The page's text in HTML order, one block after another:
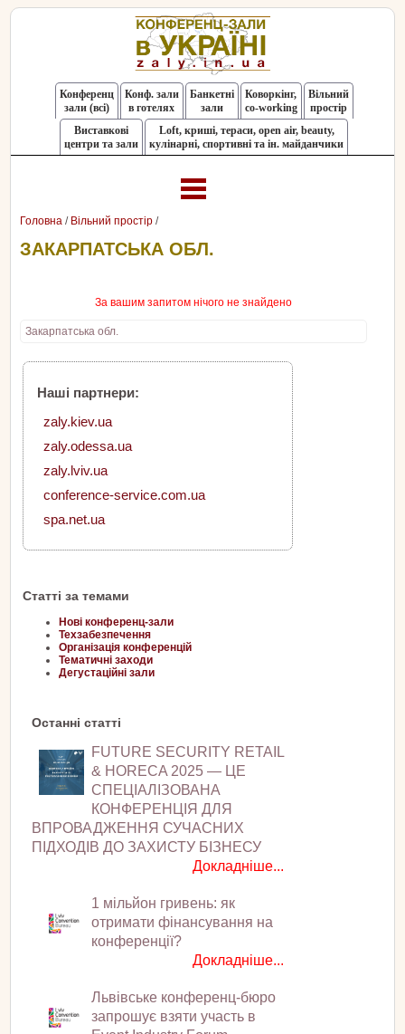
Конференц
зали (всі)
Конф. зали
в готелях
Банкетні
зали
Коворкінг,
co-working
Вільний
простір
Виставкові
центри та зали
Loft, криші, тераси, оpen air, beauty,
кулінарні, спортивні та ін. майданчики
Головна / Вільний простір /
ЗАКАРПАТСЬКА ОБЛ.
За вашим запитом нічого не знайдено
Закарпатська обл.
Наші партнери:
zaly.kiev.ua
zaly.odessa.ua
zaly.lviv.ua
conference-service.com.ua
spa.net.ua
Статті за темами
Нові конференц-зали
Техзабезпечення
Організація конференцій
Тематичні заходи
Дегустаційні зали
Останні статті
FUTURE SECURITY RETAIL
& HORECA 2025 — ЦЕ
СПЕЦІАЛІЗОВАНА
КОНФЕРЕНЦІЯ ДЛЯ
ВПРОВАДЖЕННЯ СУЧАСНИХ
ПІДХОДІВ ДО ЗАХИСТУ БІЗНЕСУ
Докладніше...
1 мільйон гривень: як
отримати фінансування на
конференції?
Докладніше...
Львівське конференц-бюро
запрошує взяти участь в